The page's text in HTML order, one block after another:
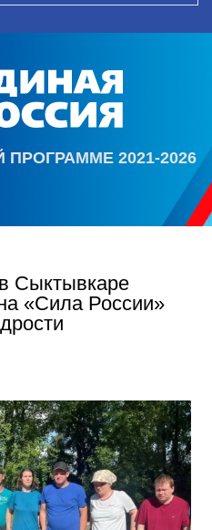
2021-2026
Сыктывкаре
«Сила России»